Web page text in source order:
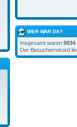
WER WAR DA?
Insgesamt waren 9034
Der Besucherrekord